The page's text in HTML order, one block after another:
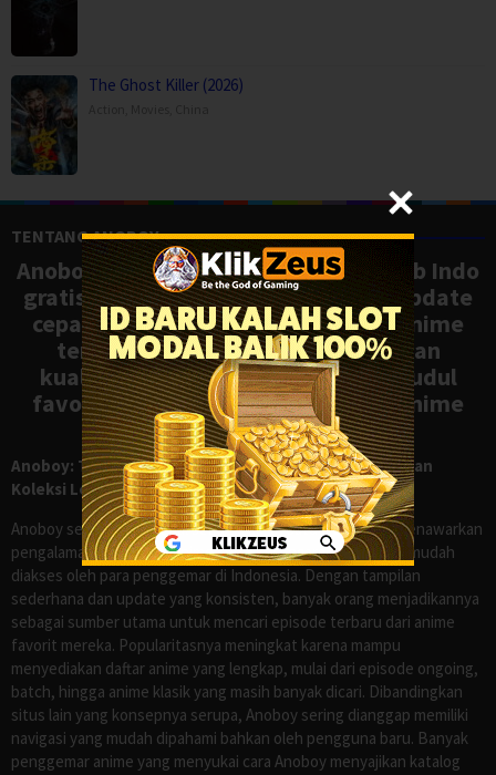
The Ghost Killer (2026)
TENTANG ANOBOY
Anoboy adalah situs nonton anime sub Indo
gratis dengan koleksi lengkap dan update
cepat, mirip Samehadaku. Tonton anime
terbaru, ongoing, dan batch dengan
kualitas HD tanpa ribet. Temukan judul
favoritmu dan nikmati streaming anime
terbaik kapan saja.
Anoboy: Tempat Nonton Anime Sub Indo Gratis dengan
Koleksi Lengkap seperti Samehadaku
Anoboy sejak lama dikenal sebagai salah satu situs yang menawarkan
pengalaman menonton anime sub Indo secara praktis dan mudah
diakses oleh para penggemar di Indonesia. Dengan tampilan
sederhana dan update yang konsisten, banyak orang menjadikannya
sebagai sumber utama untuk mencari episode terbaru dari anime
favorit mereka. Popularitasnya meningkat karena mampu
menyediakan daftar anime yang lengkap, mulai dari episode ongoing,
batch, hingga anime klasik yang masih banyak dicari. Dibandingkan
situs lain yang konsepnya serupa, Anoboy sering dianggap memiliki
navigasi yang mudah dipahami bahkan oleh pengguna baru. Banyak
penggemar anime yang menyukai cara Anoboy menyajikan katalog